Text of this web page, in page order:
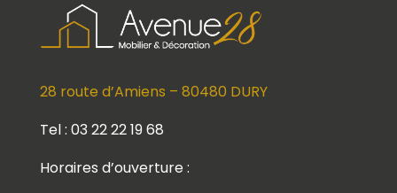
28 route d’Amiens – 80480 DURY
Tel : 03 22 22 19 68
Horaires d’ouverture :